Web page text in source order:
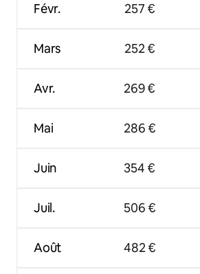
Févr.
Mars
Avr.
Mai
Juin
Juil.
Août
257 €
252 €
269 €
286 €
354 €
506 €
482 €